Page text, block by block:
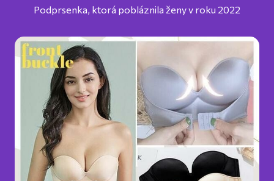
Podprsenka, ktorá pobláznila ženy v roku 2022